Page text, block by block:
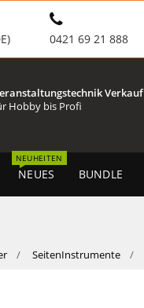
0421 69 21 888
Verkauf
Hobby bis Profi
NEUES
NEUHEITEN
BUNDLE
SeitenInstrumente